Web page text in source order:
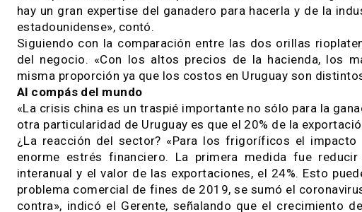
«Cuando explotó la demanda china, rápidamente se
exportadoras están habilitadas para ese destino
con los países vecinos. Entonces, había una gran
hacienda para faena cayó por las altas tasas de
respuesta fuerte desde la producción, e incluso
Así las cosas, en octubre y noviembre del año
de la Argentina y la vaca gorda de invernada, con
otro tipo de vaca, que se empezó a desarrollar con el
hay un gran expertise del ganadero para hacerla y de
estadounidense», contó.
Siguiendo con la comparación entre las dos orillas
del negocio. «Con los altos precios de la